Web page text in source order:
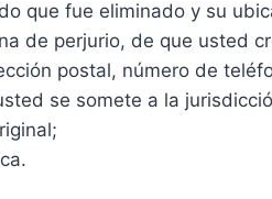
que fue eliminado y su
de perjurio, de que usted
postal, número de
se somete a la